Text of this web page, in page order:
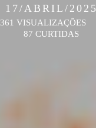
17/ABRIL/2025
361 VISUALIZAÇÕES
87 CURTIDAS